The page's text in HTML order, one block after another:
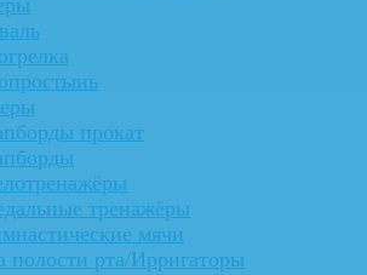
прокат
тренажёры
мячи
полости рта/Ирригаторы